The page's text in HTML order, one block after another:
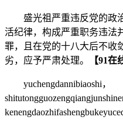
盛光祖严重违反党的政治
活纪律，构成严重职务违法
罪，且在党的十八大后不收
劣，应予严肃处理。
【91在
yuchengdannibiaoshi，